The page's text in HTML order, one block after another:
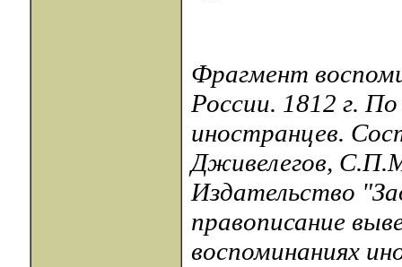
Фрагмент
России. 1812 г.
иностранцев.
Дживелегов,
Издательство
правописание
воспоминаниях